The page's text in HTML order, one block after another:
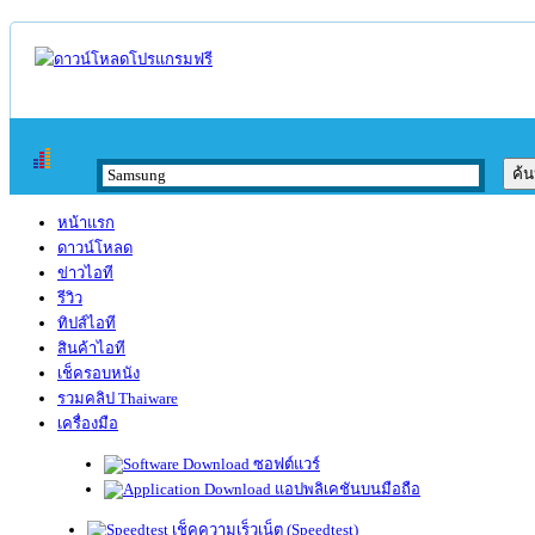
หน้าแรก
ดาวน์โหลด
ข่าวไอที
รีวิว
ทิปส์ไอที
สินค้าไอที
เช็ครอบหนัง
รวมคลิป Thaiware
เครื่องมือ
ซอฟต์แวร์
แอปพลิเคชันบนมือถือ
เช็คความเร็วเน็ต (Speedtest)